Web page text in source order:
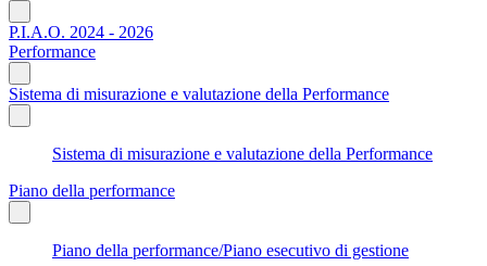
P.I.A.O. 2024 - 2026
Performance
Sistema di misurazione e valutazione della Performance
Sistema di misurazione e valutazione della Performance
Piano della performance
Piano della performance/Piano esecutivo di gestione